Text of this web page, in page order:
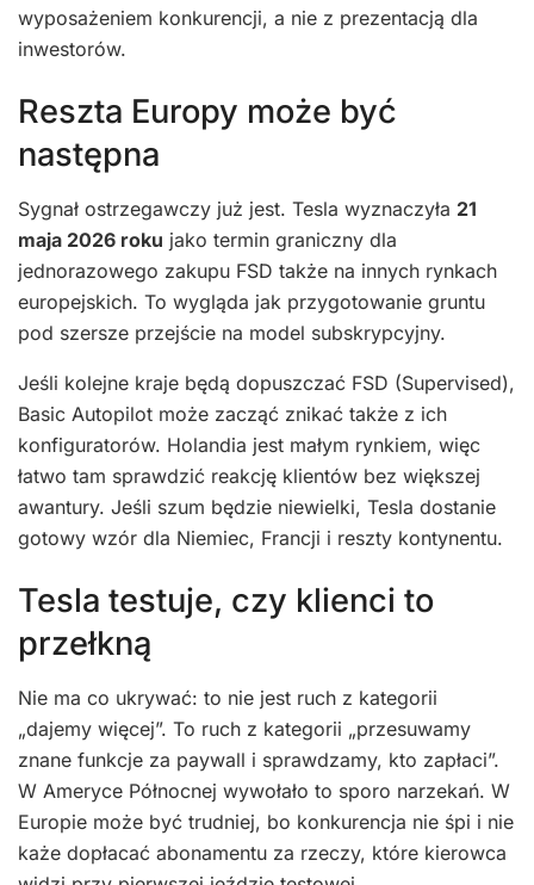
wyposażeniem konkurencji, a nie z prezentacją dla
inwestorów.
Reszta Europy może być
następna
Sygnał ostrzegawczy już jest. Tesla wyznaczyła 21
maja 2026 roku jako termin graniczny dla
jednorazowego zakupu FSD także na innych rynkach
europejskich. To wygląda jak przygotowanie gruntu
pod szersze przejście na model subskrypcyjny.
Jeśli kolejne kraje będą dopuszczać FSD (Supervised),
Basic Autopilot może zacząć znikać także z ich
konfiguratorów. Holandia jest małym rynkiem, więc
łatwo tam sprawdzić reakcję klientów bez większej
awantury. Jeśli szum będzie niewielki, Tesla dostanie
gotowy wzór dla Niemiec, Francji i reszty kontynentu.
Tesla testuje, czy klienci to
przełkną
Nie ma co ukrywać: to nie jest ruch z kategorii
„dajemy więcej”. To ruch z kategorii „przesuwamy
znane funkcje za paywall i sprawdzamy, kto zapłaci”.
W Ameryce Północnej wywołało to sporo narzekań. W
Europie może być trudniej, bo konkurencja nie śpi i nie
każe dopłacać abonamentu za rzeczy, które kierowca